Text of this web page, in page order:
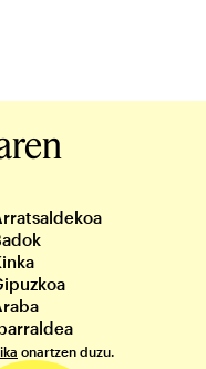
onartzen duzu.